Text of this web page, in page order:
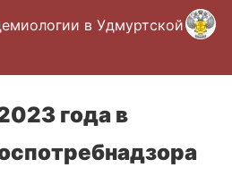
в Удмуртской
года в